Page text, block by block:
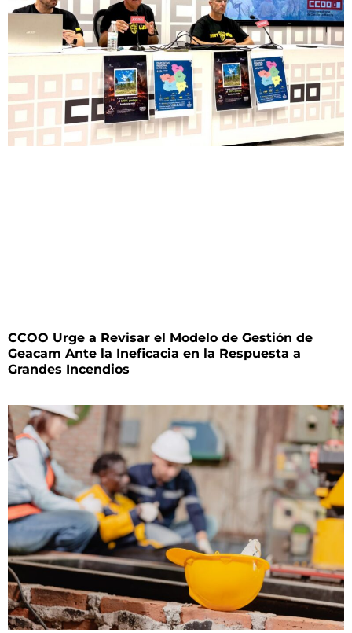
CCOO Urge a Revisar el Modelo de Gestión de
Geacam Ante la Ineficacia en la Respuesta a
Grandes Incendios